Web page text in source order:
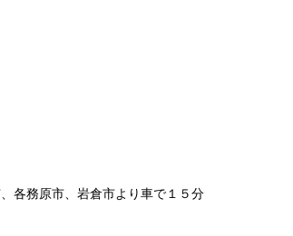
各務原市、岩倉市より車で１５分